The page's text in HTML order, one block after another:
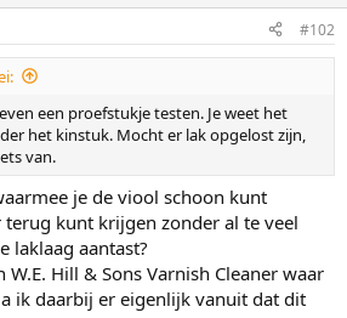
#102
een proefstukje testen. Je weet het
het kinstuk. Mocht er lak opgelost zijn,
van.
je de viool schoon kunt
kunt krijgen zonder al te veel
laklaag aantast?
W.E. Hill & Sons Varnish Cleaner waar
ik daarbij er eigenlijk vanuit dat dit